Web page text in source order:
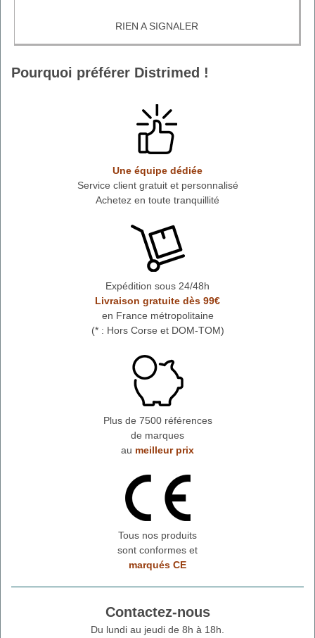
RIEN A SIGNALER
Pourquoi préférer Distrimed !
Une équipe dédiée
Service client gratuit et personnalisé
Achetez en toute tranquillité
Expédition sous 24/48h
Livraison gratuite dès 99€
en France métropolitaine
(* : Hors Corse et DOM-TOM)
Plus de 7500 références
de marques
au meilleur prix
Tous nos produits
sont conformes et
marqués CE
Contactez-nous
Du lundi au jeudi de 8h à 18h.